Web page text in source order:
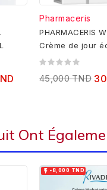
Pharmaceris
PHARMACERIS
Crème de jour
SPF50+, 30 ml
45,000 TND
Ont
 -8,000 TND